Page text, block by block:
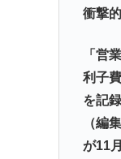
衝撃
「営
利子
を記
（編
が11